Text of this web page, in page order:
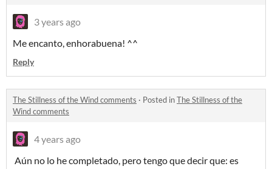
3 years ago
Me encanto, enhorabuena! ^^
Reply
The Stillness of the Wind comments · Posted inThe Stillness of the
Wind comments
4 years ago
Aún no lo he completado, pero tengo que decir que: es